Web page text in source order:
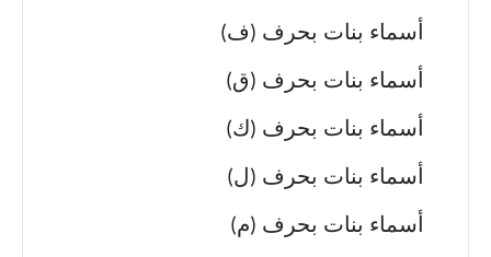
أسماء بنات بحرف (ف)
أسماء بنات بحرف (ق)
أسماء بنات بحرف (ك)
أسماء بنات بحرف (ل)
أسماء بنات بحرف (م)